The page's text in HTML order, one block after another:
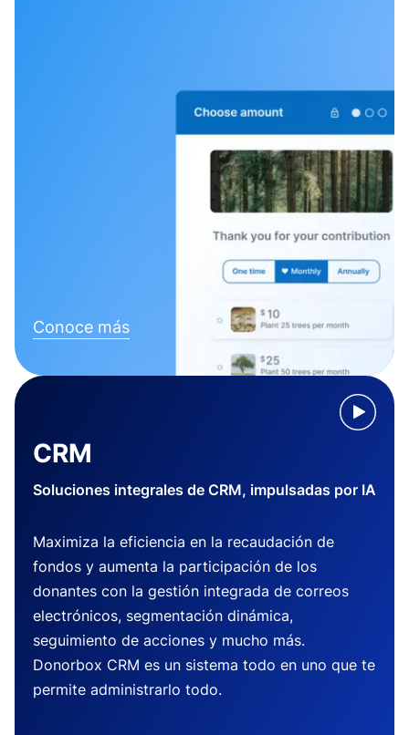
Conoce más
CRM
Soluciones integrales de CRM, impulsadas por IA
Maximiza la eficiencia en la recaudación de
fondos y aumenta la participación de los
donantes con la gestión integrada de correos
electrónicos, segmentación dinámica,
seguimiento de acciones y mucho más.
Donorbox CRM es un sistema todo en uno que te
permite administrarlo todo.